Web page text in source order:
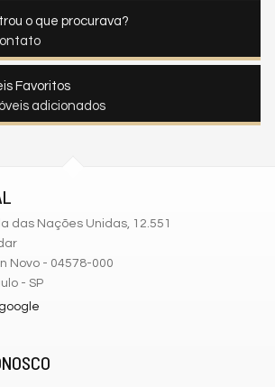
o que procurava?
Favoritos
adicionados
das Nações Unidas, 12.551
Novo - 04578-000
- SP